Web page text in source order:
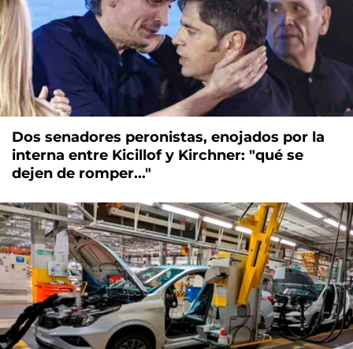
Dos senadores peronistas, enojados por la
interna entre Kicillof y Kirchner: "qué se
dejen de romper..."